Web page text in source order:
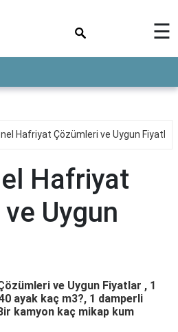
☰
Hafriyat Çözümleri ve Uygun Fiyatlar
Hafriyat
Uygun
ve Uygun Fiyatlar , 1
ayak kaç m3?, 1 damperli
kamyon kaç mikap kum